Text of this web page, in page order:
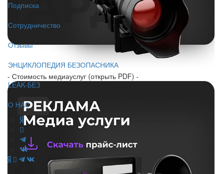
Подписка
Сотрудничество
Отзывы
ЭНЦИКЛОПЕДИЯ БЕЗОПАСНИКА
LEAK-БЕЗ
О НАС
- Стоимость медиауслуг (открыть PDF) -